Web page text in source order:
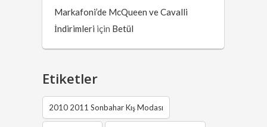
Markafoni’de McQueen ve Cavalli
İndirimleri için Betül
Etiketler
2010 2011 Sonbahar Kış Modası